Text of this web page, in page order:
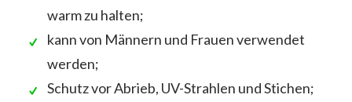
warm zu halten;
kann von Männern und Frauen verwendet
werden;
Schutz vor Abrieb, UV-Strahlen und Stichen;